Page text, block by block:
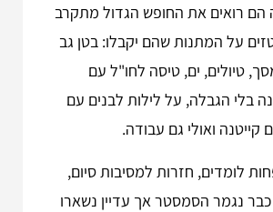
הם רואים את החופש הגדול מתקרב
על המתנות שהם יקבלו: בטן גב
טיולים, ים, טיסה לחו"ל עם
בלי הגבלה, על לילות לבנים עם
קייטנה ואולי גם עבודה.
לומדים, חזרות למסיבות סיום,
כבר נגמר הסמסטר אך עדיין נשארו